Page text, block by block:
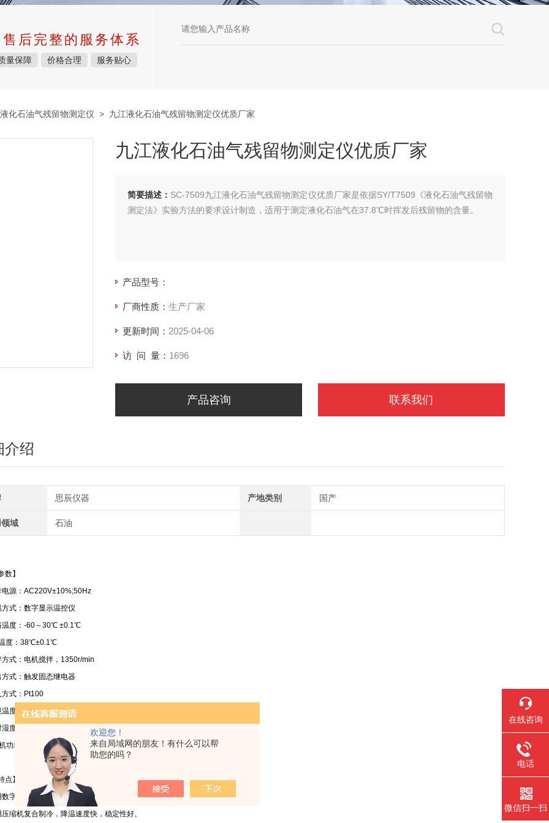
欢迎您！
来自局域网的朋友！有什么可以帮
助您的吗？
后完整的服务体系
量保障 价格合理 服务贴心
液化石油气残留物测定仪 > 九江液化石油气残留物测定仪优质厂家
九江液化石油气残留物测定仪优质厂家
简要描述： SC-7509九江液化石油气残留物测定仪优质厂家是依据SY/T7509《液化石油气残留物
测定法》实验方法的要求设计制造，适用于测定液化石油气在37.8℃时挥发后残留物的含量。
产品型号：
厂商性质： 生产厂家
更新时间： 2025-04-06
访 问 量： 1696
产品咨询 联系我们
介绍
思辰仪器 产地类别 国产
域 石油
数】
电源：AC220V±10%;50Hz
温方式：数字显示温控仪
温度：-60～30℃ ±0.1℃
度：38℃±0.1℃
方式：电机搅拌，1350r/min
式：触发固态继电器
方式：Pt100
温度：10～35℃
度：≤85%
功耗：≤2000W
点】
字显示温控仪，控温精度高。
缩机复合制冷，降温速度快，稳定性好。
在线咨询
电话
微信扫一扫